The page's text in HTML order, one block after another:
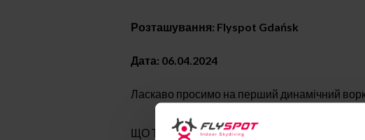
Розташування: Flyspot Gdańsk
Дата: 06.04.2024
Ласкаво просимо на перший динамічний
ЩО ТАКЕ ДИНАМІКА? Динамічний – це